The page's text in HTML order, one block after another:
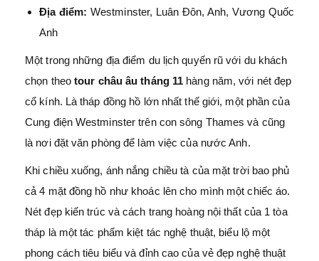
Địa điểm: Westminster, Luân Đôn, Anh, Vương Quốc
Anh
Một trong những địa điểm du lịch quyến rũ với du khách
chọn theo tour châu âu tháng 11 hàng năm, với nét đẹp
cổ kính. Là tháp đồng hồ lớn nhất thế giới, một phần của
Cung điện Westminster trên con sông Thames và cũng
là nơi đặt văn phòng để làm việc của nước Anh.
Khi chiều xuống, ánh nắng chiều tà của mặt trời bao phủ
cả 4 mặt đồng hồ như khoác lên cho mình một chiếc áo.
Nét đẹp kiến trúc và cách trang hoàng nội thất của 1 tòa
tháp là một tác phẩm kiệt tác nghệ thuật, biểu lộ một
phong cách tiêu biểu và đỉnh cao của vẻ đẹp nghệ thuật